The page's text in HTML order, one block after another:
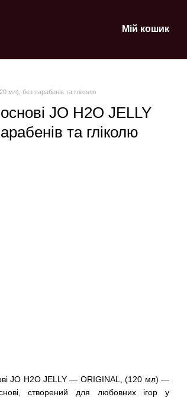
Мій кошик
мл), без парабенів та гліколю
JO H2O JELLY
та гліколю
JO H2O JELLY — ORIGINAL, (120 мл) —
створений для любовних ігор у